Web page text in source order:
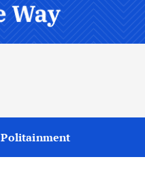
Politainment